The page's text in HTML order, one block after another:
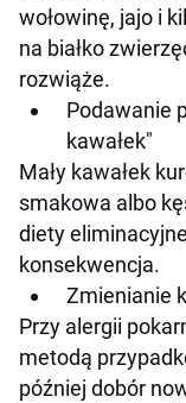
wołowinę, jajo i
na białko
rozwiąże.
Podawanie
kawałek"
Mały kawałek
smakowa albo
diety
konsekwencja.
Zmienianie
Przy alergii
metodą
później dobór